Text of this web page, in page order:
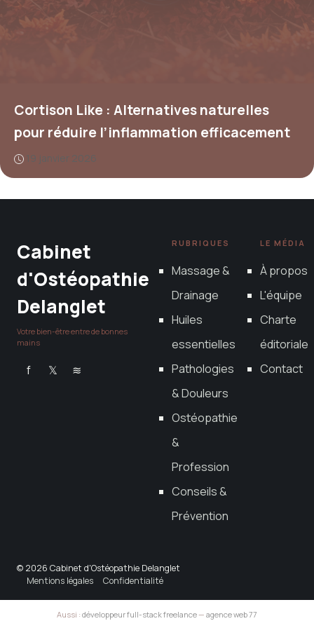
Cortison Like : Alternatives naturelles
pour réduire l’inflammation efficacement
19 janvier 2026
Cabinet
d'Ostéopathie
Delanglet
Votre bien-être entre de bonnes
mains
f 𝕏 ≋
RUBRIQUES
Massage &
Drainage
Huiles
essentielles
Pathologies
& Douleurs
Ostéopathie
&
Profession
Conseils &
Prévention
LE MÉDIA
À propos
L'équipe
Charte
éditoriale
Contact
© 2026 Cabinet d'Ostéopathie Delanglet
Mentions légales
Confidentialité
Aussi : développeur full-stack freelance— agence web 77